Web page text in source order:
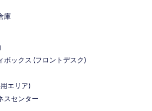
庫
ボックス (フロントデスク)
エリア)
スセンター